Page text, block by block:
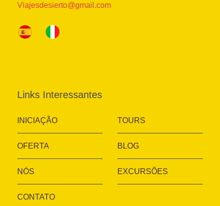
Viajesdesierto@gmail.com
Links Interessantes
INICIAÇÃO TOURS
OFERTA BLOG
NÓS EXCURSÕES
CONTATO